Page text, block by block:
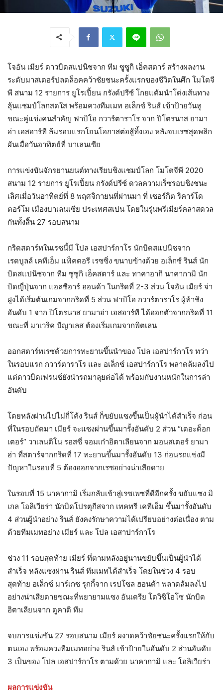
โจอัน เมียร์ ดาวบิดสแปนิชจาก ทีม ซูซูกิ เอ็คสตาร์ สร้างผลงาน
ระดับมาสเตอร์ปลดล็อคคว้าชัยชนะครั้งแรกของชีวิตในศึก โมโตจี
พี สนาม 12 รายการ ยูโรเปี้ยน กรังด์ปรีซ์ โกยแต้มนำโด่งเส้นทาง
ลุ้นแชมป์โลกสดใส พร้อมควงทีมเมท อเล็กซ์ รินส์ เข้าป้ายวันทู
ขณะคู่แข่งคนสำคัญ ฟาบิโอ กวาร์ตาราโร จาก ปิโตรนาส ยามา
ฮ่า เอสอาร์ที ล้มรอบแรกโยนโอกาสต่อสู้ทิ้งเอง หลังจบเรซสุดพลิก
ผันเมื่อวันอาทิตย์ที่ บาเลนเซีย
การแข่งขันจักรยานยนต์ทางเรียบชิงแชมป์โลก โมโตจีพี 2020
สนาม 12 รายการ ยูโรเปี้ยน กรังด์ปรีซ์ ดวลความเร็ซรอบชิงชนะ
เลิศเมื่อวันอาทิตย์ที่ 8 พฤศจิกายนที่ผ่านมา ที่ เซอร์กิต ริคาร์โด
ตอร์โม เมืองบาเลนเซีย ประเทศสเปน โดยในรุ่นพรีเมียร์คลาสดวล
กันทั้งสิ้น 27 รอบสนาม
กริดสตาร์ทในเรซนี้มี โปล เอสปาร์กาโร นักบิดสแปนิชจาก
เรดบูลล์ เคทีเอ็ม แฟ็คตอรี เรซซิ่ง ขนาบข้างด้วย อเล็กซ์ รินส์ นัก
บิดสแปนิชจาก ทีม ซูซูกิ เอ็คสตาร์ และ ทาคาอากิ นาคากามิ นัก
บิดญี่ปุ่นจาก แอลซีอาร์ ฮอนด้า ในกริดที่ 2-3 ส่วน โจอัน เมียร์ จ่า
ฝูงได้เริ่มต้นเกมจากกริดที่ 5 ส่วน ฟาบิโอ กวาร์ตาราโร ผู้ท้าชิง
อันดับ 1 จาก ปิโตรนาส ยามาฮ่า เอสอาร์ที ได้ออกตัวจากกริดที่ 11
ขณะที่ มาเวริค บีญาเลส ต้องเริ่มเกมจากพิตเลน
ออกสตาร์ทเรซด้วยการทะยานขึ้นนำของ โปล เอสปาร์กาโร ทว่า
ในรอบแรก กวาร์ตาราโร และ อเล็กซ์ เอสปาร์กาโร พลาดล้มลงไป
แต่ดาวบิดเฟรนช์ยังนำรถมาลุยต่อได้ พร้อมกับงานหนักในการล่า
อันดับ
โดยหลังผ่านไปไม่กี่โค้ง รินส์ ก็ขยับแซงขึ้นเป็นผู้นำได้สำเร็จ ก่อน
ที่ในรอบถัดมา เมียร์ จะแซงผ่านขึ้นมารั้งอันดับ 2 ส่วน “เดอะด็อก
เตอร์” วาเลนติโน รอสซี่ จอมเก๋าอิตาเลียนจาก มอนสเตอร์ ยามา
ฮ่า ที่สตาร์จากกริดที่ 17 ทะยานขึ้นมารั้งอันดับ 13 ก่อนรถแข่งมี
ปัญหาในรอบที่ 5 ต้องออกจากเรซอย่างน่าเสียดาย
ในรอบที่ 15 นาคากามิ เริ่มกลับเข้าสู่เรซเพซที่ดีอีกครั้ง ขยับแซง มิ
เกล โอลิเวียร่า นักบิดโปรตุกีสจาก เทคทรี เคทีเอ็ม ขึ้นมารั้งอันดับ
4 ส่วนผู้นำอย่าง รินส์ ยังคงรักษาความได้เปรียบอย่างต่อเนื่อง ตาม
ด้วยทีมเมทอย่าง เมียร์ และ โปล เอสาปาร์กาโร
ช่วง 11 รอบสุดท้าย เมียร์ ที่ตามหลังอยู่นานขยับขึ้นเป็นผู้นำได้
สำเร็จ หลังแซงผ่าน รินส์ ทีมเมทได้สำเร็จ โดยในช่วง 4 รอบ
สุดท้าย อเล็กซ์ มาร์เกซ รุกกี้จาก เรปโซล ฮอนด้า พลาดล้มลงไป
อย่างน่าเสียดายขณะที่พยายามแซง อันเดรีย โดวิซิโอโซ นักบิด
อิตาเลียนจาก ดูคาติ ทีม
จบการแข่งขัน 27 รอบสนาม เมียร์ ผงาดคว้าชัยชนะครั้งแรกให้กับ
ตนเอง พร้อมควงทีมเมทอย่าง รินส์ เข้าป้ายในอันดับ 2 ส่วนอันดับ
3 เป็นของ โปล เอสปาร์กาโร ตามด้วย นาคากามิ และ โอลิเวียร่า
ผลการแข่งขัน